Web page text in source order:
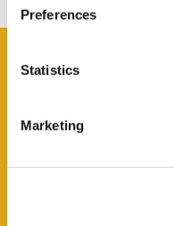
Preferences
Statistics
Marketing
Persoonlijk